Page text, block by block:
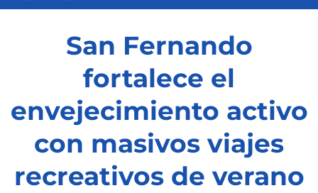
San Fernando
fortalece el
envejecimiento activo
con masivos viajes
recreativos de verano